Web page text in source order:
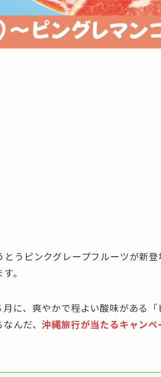
うピンクグレープフルーツが新
。
に、爽やかで程よい酸味がある「
なんだ、沖縄旅行が当たるキャンペ